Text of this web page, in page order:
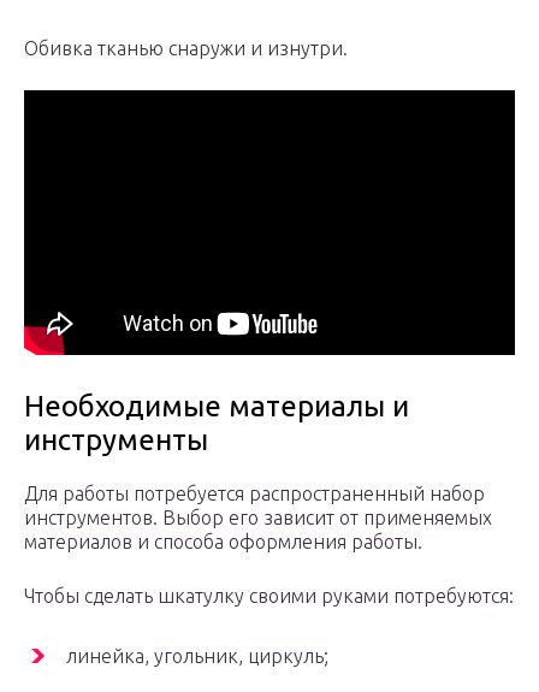
Обивка тканью снаружи и изнутри.
Необходимые материалы и
инструменты
Для работы потребуется распространенный набор
инструментов. Выбор его зависит от применяемых
материалов и способа оформления работы.
Чтобы сделать шкатулку своими руками потребуются:
линейка, угольник, циркуль;